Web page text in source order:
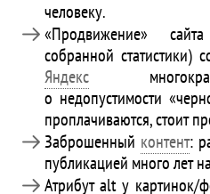
человеку.
«Продвижение»
собранной статистики)
Яндекс
о недопустимости
проплачиваются, стоит
Заброшенный контент:
публикацией много лет
Атрибут alt у картинок/